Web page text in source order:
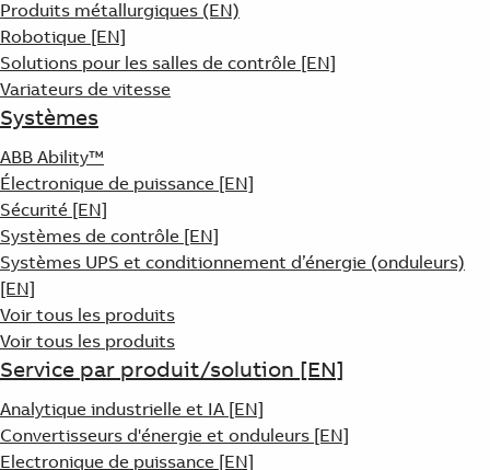
Produits métallurgiques (EN)
Robotique [EN]
Solutions pour les salles de contrôle [EN]
Variateurs de vitesse
Systèmes
ABB Ability™
Électronique de puissance [EN]
Sécurité [EN]
Systèmes de contrôle [EN]
Systèmes UPS et conditionnement d’énergie (onduleurs)
[EN]
Voir tous les produits
Voir tous les produits
Service par produit/solution [EN]
Analytique industrielle et IA [EN]
Convertisseurs d'énergie et onduleurs [EN]
Electronique de puissance [EN]